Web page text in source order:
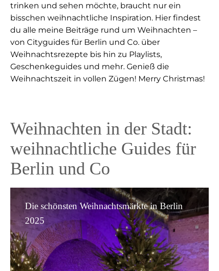
trinken und sehen möchte, braucht nur ein
bisschen weihnachtliche Inspiration. Hier findest
du alle meine Beiträge rund um Weihnachten –
von Cityguides für Berlin und Co. über
Weihnachtsrezepte bis hin zu Playlists,
Geschenkeguides und mehr. Genieß die
Weihnachtszeit in vollen Zügen! Merry Christmas!
Weihnachten in der Stadt:
weihnachtliche Guides für
Berlin und Co
Die
schönsten
Weihnachtsmärkte
in
Berlin
2025
Die schönsten Weihnachtsmärkte in Berlin
2025